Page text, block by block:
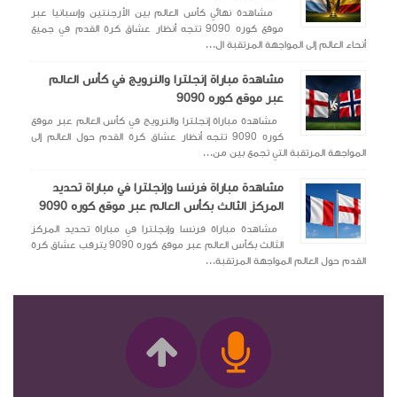
مشاهدة نهائي كأس العالم بين الأرجنتين وإسبانيا عبر
موقع كوره 9090 تتجه أنظار عشاق كرة القدم في جميع
أنحاء العالم إلى المواجهة المرتقبة ال...
مشاهدة مباراة إنجلترا والنرويج في كأس العالم
عبر موقع كوره 9090
مشاهدة مباراة إنجلترا والنرويج في كأس العالم عبر موقع
كوره 9090 تتجه أنظار عشاق كرة القدم حول العالم إلى
المواجهة المرتقبة التي تجمع بين من...
مشاهدة مباراة فرنسا وإنجلترا في مباراة تحديد
المركز الثالث بكأس العالم عبر موقع كوره 9090
مشاهدة مباراة فرنسا وإنجلترا في مباراة تحديد المركز
الثالث بكأس العالم عبر موقع كوره 9090 يترقب عشاق كرة
القدم حول العالم المواجهة المرتقبة...